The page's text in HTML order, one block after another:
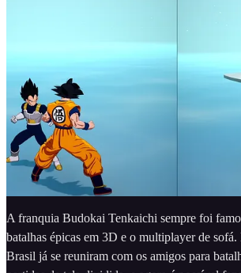
A franquia Budokai Tenkaichi sempre foi
batalhas épicas em 3D e o multiplayer de
Brasil já se reuniram com os amigos para